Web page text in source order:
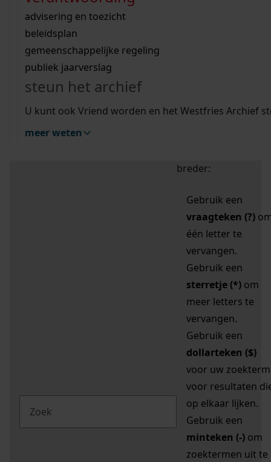
bouwvergunningen
omgevingsvergunningen
vergunningen
beeld en geluid
uitleg nodig?
Wij helpen u op weg met een aantal zoektips.
bekijk alle zoektips
Wij helpen u op weg met een aantal zoektips.
bekijk alle zoektips
bekijk ons geschiedenislokaal
advisering en toezicht
beleidsplan
gemeenschappelijke regeling
publiek jaarverslag
steun het archief
U kunt ook Vriend worden en het Westfries Archief
meer weten
zoektips
Mijn Studiezaal (inloggen)
uw zoekopdracht te
breder:
Gebruik een
vraagteken (?)
één letter te
vervangen.
Gebruik een
sterretje (*) om
meer letters te
vervangen.
Gebruik een
dollarteken ($)
voor uw zoekterm
voor resultaten
op elkaar lijken.
Gebruik een
minteken (-) om
zoektermen uit te